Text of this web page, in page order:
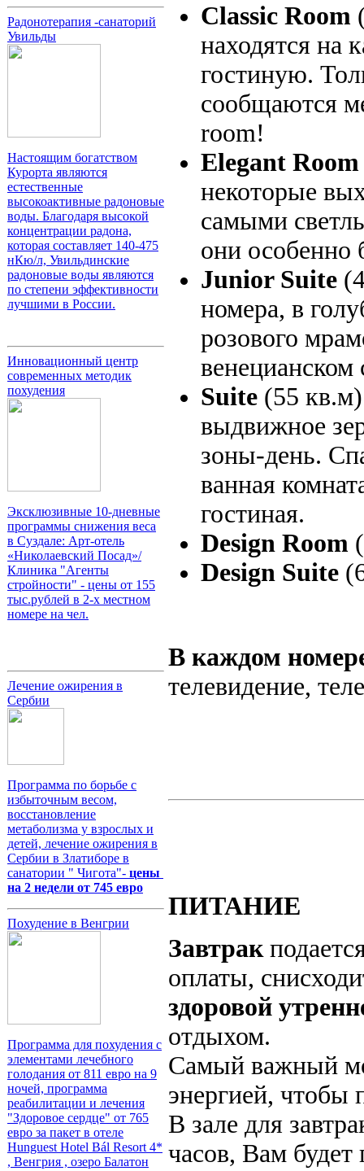
Радонотерапия -санаторий
Увильды
Настоящим богатством
Курорта являются
естественные
высокоактивные радоновые
воды. Благодаря высокой
концентрации радона,
которая составляет 140-475
нКю/л, Увильдинские
радоновые воды являются
по степени эффективности
лучшими в России.
Инновационный центр
современных методик
похудения
Эксклюзивные 10-дневные
программы снижения веса
в Суздале: Арт-отель
«Николаевский Посад»/
Клиника "Агенты
стройности" - цены от 155
тыс.рублей в 2-х местном
номере на чел.
Лечение ожирения в
Сербии
Программа по борьбе с
избыточным весом,
восстановление
метаболизма у взрослых и
детей, лечение ожирения в
Сербии в Златиборе в
санатории " Чигота"- цены
на 2 недели от 745 евро
Похудение в Венгрии
Программа для похудения с
элементами лечебного
голодания от 811 евро на 9
ночей, программа
реабилитации и лечения
"Здоровое сердце" от 765
евро за пакет в отеле
Hunguest Hotel Bál Resort 4*
, Венгрия , озеро Балатон
Classic Room
находятся на
гостиную.
сообщаются
room!
Elegant Room
некоторые
самыми
они
Junior Suite
номера, в
розового
венецианском
Suite (55
выдвижное
зоны-день.
ванная
гостиная.
Design Room
Design Suite
В каждом
телевидение,
ПИТАНИЕ
Завтрак
оплаты,
здоровой
отдыхом.
Самый важный
энергией, чтобы
В зале для
часов, Вам